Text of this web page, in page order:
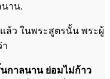
าน.
ล้ว ในพระสูตรนั้น พระผู้
กาลนาน ย่อมไม่ก้าว